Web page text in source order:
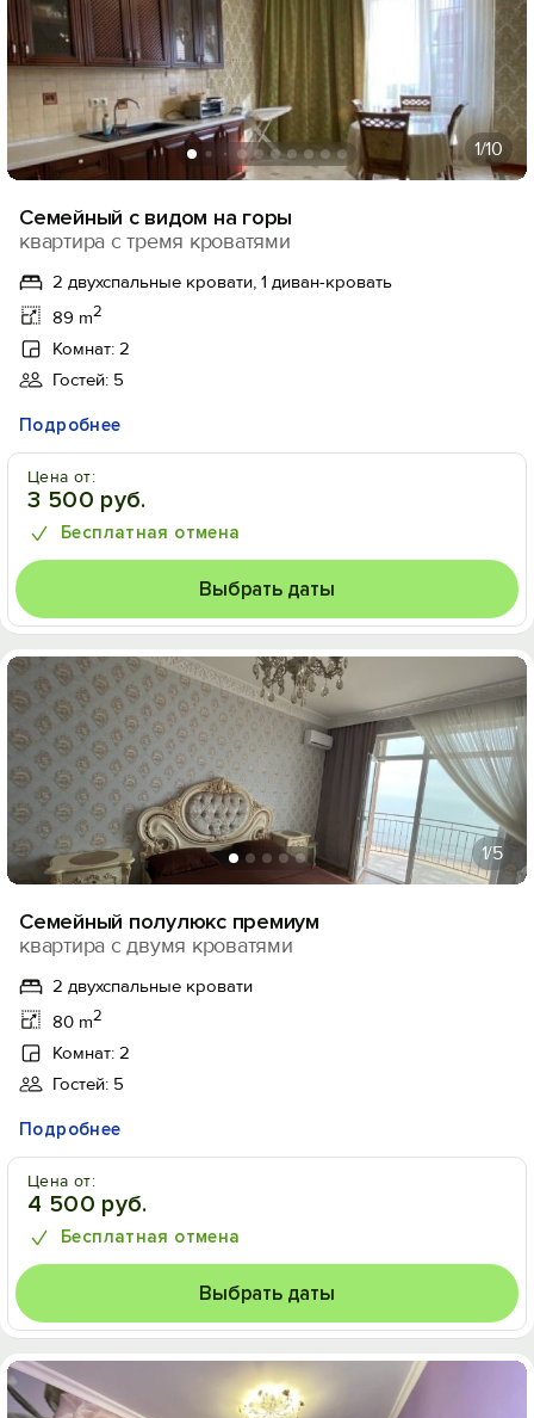
1/10
Семейный с видом на горы
квартира с тремя кроватями
2 двухспальные кровати, 1 диван-кровать
89 m2
Комнат: 2
Гостей: 5
Подробнее
Цена от:
3 500 руб.
Бесплатная отмена
Выбрать даты
1/5
Семейный полулюкс премиум
квартира с двумя кроватями
2 двухспальные кровати
80 m2
Комнат: 2
Гостей: 5
Подробнее
Цена от:
4 500 руб.
Бесплатная отмена
Выбрать даты